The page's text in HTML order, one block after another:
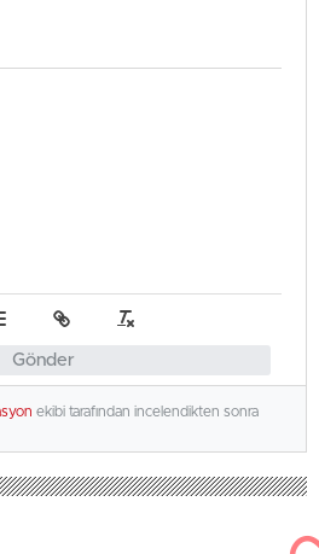
Gönder
ekibi tarafından incelendikten sonra